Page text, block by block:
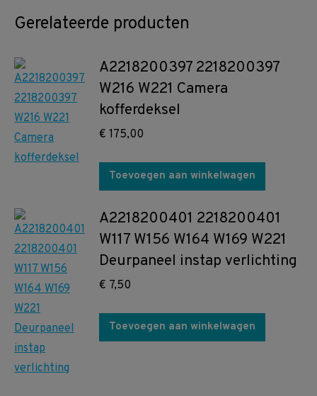
Gerelateerde producten
A2218200397 2218200397
W216 W221 Camera
kofferdeksel
€ 175,00
Toevoegen aan winkelwagen
A2218200401 2218200401
W117 W156 W164 W169 W221
Deurpaneel instap verlichting
€ 7,50
Toevoegen aan winkelwagen